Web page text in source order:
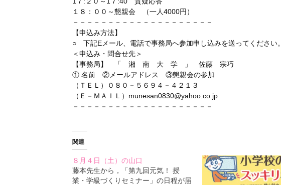
１８：００～懇親会 （一人4000円）
－－－－－－－－－－－－－－－－－－－－
【申込み方法】
○ 下記Eメール、電話で事務局へ参加申し込みを送ってください。
＜申込み・問合せ先＞
【事務局】 「 湘 南 大 学 」 佐藤 宗巧
① 名前 ②メールアドレス ③懇親会の参加
（ＴＥＬ）０８０－５６９４－４２１３
（Ｅ－ＭＡＩＬ）munesan0830@yahoo.co.jp
－－－－－－－－－－－－－－－－－－－－
関連
８月４日（土）の山口
藤本先生から，「第九回元気！ 授
業・学級づくりセミナー」の日程が届